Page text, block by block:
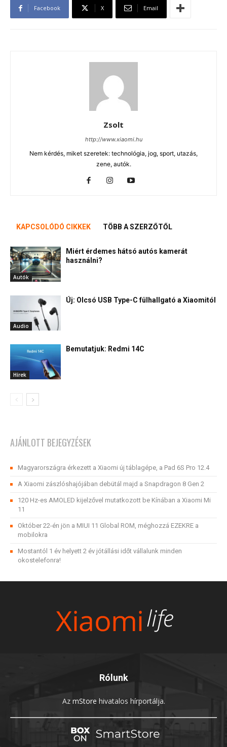
Facebook X Email
Zsolt
http://www.xiaomi.hu
Nem kérdés, miket szeretek: technológia, jog, sport, utazás,
zene, autók.
KAPCSOLÓDÓ CIKKEK TÖBB A SZERZŐTŐL
Autók
Miért érdemes hátsó autós kamerát
használni?
Audio
Új: Olcsó USB Type-C fülhallgató a Xiaomitól
Hírek
Bemutatjuk: Redmi 14C
AJÁNLOTT BEJEGYZÉSEK
Magyarországra érkezett a Xiaomi új táblagépe, a Pad 6S Pro 12.4
A Xiaomi zászlóshajójában debütál majd a Snapdragon 8 Gen 2
120 Hz-es AMOLED kijelzővel mutatkozott be Kínában a Xiaomi Mi
11
Október 22-én jön a MIUI 11 Global ROM, méghozzá EZEKRE a
mobilokra
Mostantól 1 év helyett 2 év jótállási időt vállalunk minden
okostelefonra!
Rólunk
Az mStore hivatalos hírportálja.